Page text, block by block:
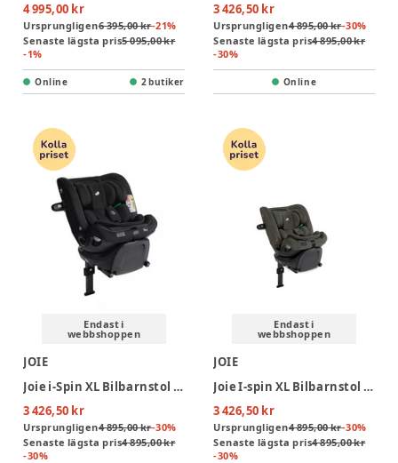
4 995,00 kr
Ursprungligen6 395,00 kr-21%
Senaste lägsta pris5 095,00 kr
-1%
Online 2 butiker
3 426,50 kr
Ursprungligen4 895,00 kr-30%
Senaste lägsta pris4 895,00 kr
-30%
Online
Endast i
webbshoppen
JOIE
Joie i-Spin XL Bilbarnstol - Eclipse
3 426,50 kr
Ursprungligen4 895,00 kr-30%
Senaste lägsta pris4 895,00 kr
-30%
Endast i
webbshoppen
JOIE
Joie I-spin XL Bilbarnstol - Evergreen
3 426,50 kr
Ursprungligen4 895,00 kr-30%
Senaste lägsta pris4 895,00 kr
-30%